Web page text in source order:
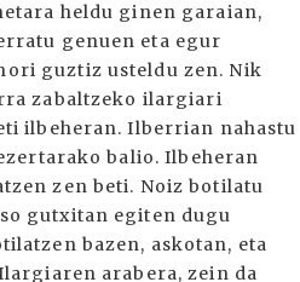
heldu ginen garaian,
genuen eta egur
guztiz usteldu zen. Nik
zabaltzeko ilargiari
ilbeheran. Ilberrian nahastu
balio. Ilbeheran
zen beti. Noiz botilatu
gutxitan egiten dugu
bazen, askotan, eta
arabera, zein da